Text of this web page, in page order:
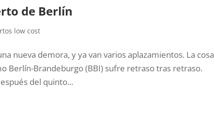
de Berlín
low cost
nueva demora, y ya van varios aplazamientos. La cosa
Berlín-Brandeburgo (BBI) sufre retraso tras retraso.
del quinto...